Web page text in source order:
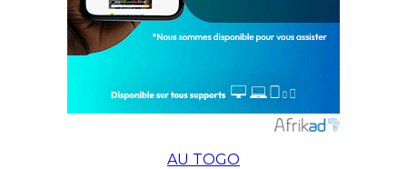
AU TOGO